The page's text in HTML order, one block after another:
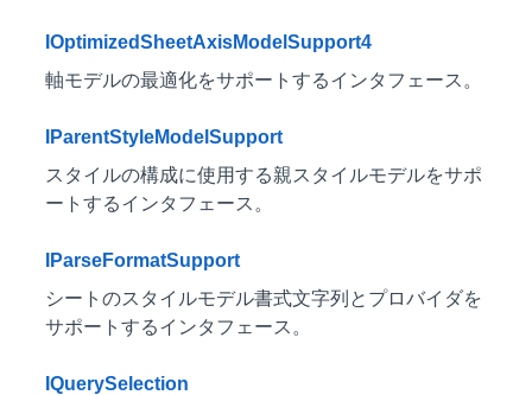
IOptimizedSheetAxisModelSupport4
軸モデルの最適化をサポートするインタフェース。
IParentStyleModelSupport
スタイルの構成に使用する親スタイルモデルをサポ
ートするインタフェース。
IParseFormatSupport
シートのスタイルモデル書式文字列とプロバイダを
サポートするインタフェース。
IQuerySelection